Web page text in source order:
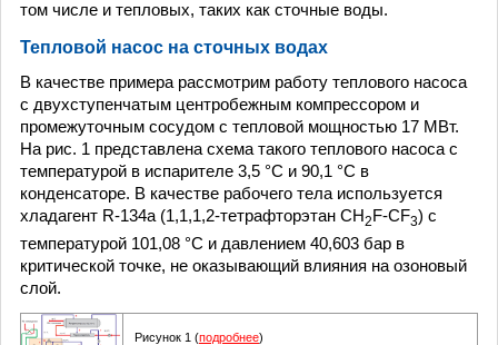
том числе и тепловых, таких как сточные воды.
Тепловой насос на сточных водах
В качестве примера рассмотрим работу теплового насоса
с двухступенчатым центробежным компрессором и
промежуточным сосудом с тепловой мощностью 17 МВт.
На рис. 1 представлена схема такого теплового насоса с
температурой в испарителе 3,5 °С и 90,1 °С в
конденсаторе. В качестве рабочего тела используется
хладагент R-134a (1,1,1,2-тетрафторэтан CH2 F-CF3) с
температурой 101,08 °С и давлением 40,603 бар в
критической точке, не оказывающий влияния на озоновый
слой.
Рисунок 1 (подробнее)